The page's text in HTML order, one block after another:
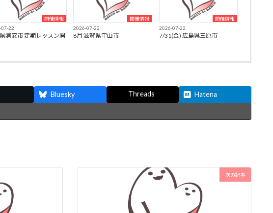
開催情報
22
浦安市 定期レッスン開
開催情報
2026-07-22
8月 滋賀県守山市
開催情報
2026-07-22
7/31(金) 広島県三原市
Bluesky Threads Hatena
次の記事